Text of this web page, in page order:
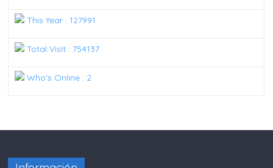
This Year : 127991
Total Visit : 754137
Who's Online : 2